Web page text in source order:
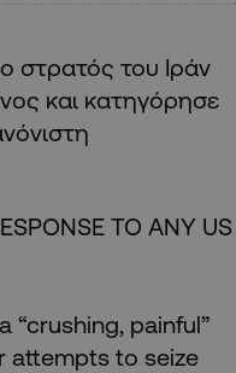
στρατός του Ιράν
και κατηγόρησε
TO ANY US
“crushing, painful”
attempts to seize